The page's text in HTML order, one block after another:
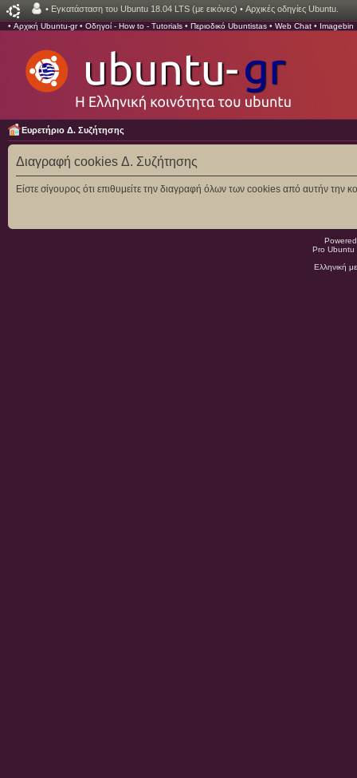
• Εγκατάσταση του Ubuntu 18.04 LTS (με εικόνες) • Αρχικές οδηγίες Ubuntu.
• Αρχική Ubuntu-gr• Οδηγοί - How to - Tutorials • Περιοδικό Ubuntistas • Web Chat • Imagebin
Ευρετήριο Δ. Συζήτησης
Διαγραφή cookies Δ. Συζήτησης
Είστε σίγουρος ότι επιθυμείτε την διαγραφή όλων των cookies από αυτήν την
Pro
Ελληνική